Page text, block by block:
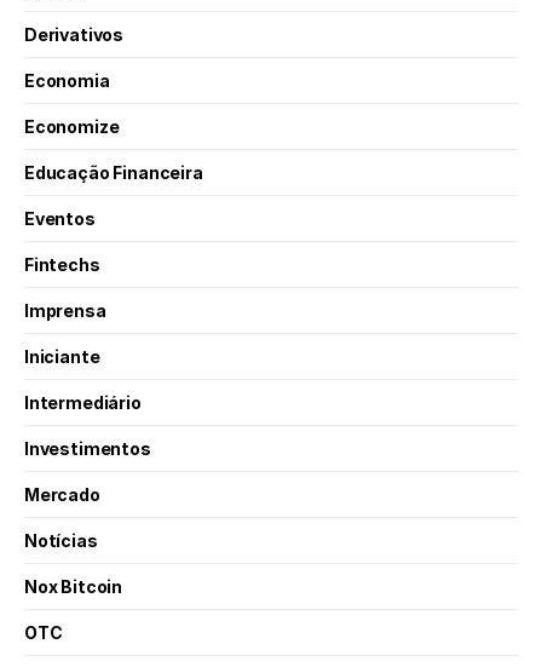
Derivativos
Economia
Economize
Educação Financeira
Eventos
Fintechs
Imprensa
Iniciante
Intermediário
Investimentos
Mercado
Notícias
Nox Bitcoin
OTC